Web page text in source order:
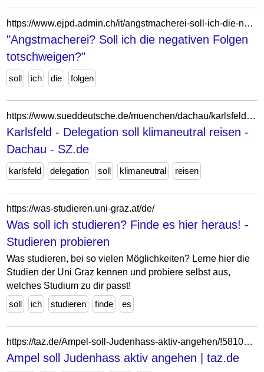
https://www.ejpd.admin.ch/it/angstmacherei-soll-ich-die-negativen-folgen-totschweigen-3
"Angstmacherei? Soll ich die negativen Folgen
totschweigen?"
soll ich die folgen
https://www.sueddeutsche.de/muenchen/dachau/karlsfeld-delegation-soll-klimaneutral-reisen-1.4532205
Karlsfeld - Delegation soll klimaneutral reisen -
Dachau - SZ.de
karlsfeld delegation soll klimaneutral reisen
https://was-studieren.uni-graz.at/de/
Was soll ich studieren? Finde es hier heraus! -
Studieren probieren
Was studieren, bei so vielen Möglichkeiten? Lerne hier die
Studien der Uni Graz kennen und probiere selbst aus,
welches Studium zu dir passt!
soll
ich studieren finde es
https://taz.de/Ampel-soll-Judenhass-aktiv-angehen/!5810600/
Ampel soll Judenhass aktiv angehen | taz.de